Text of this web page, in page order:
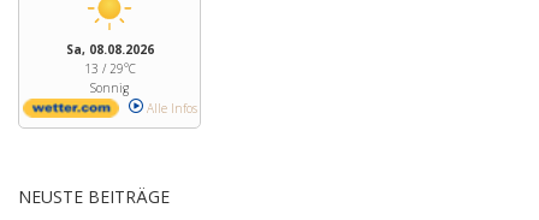
Sa, 08.08.2026
13 / 29°C
Sonnig
Alle Infos
NEUSTE BEITRÄGE